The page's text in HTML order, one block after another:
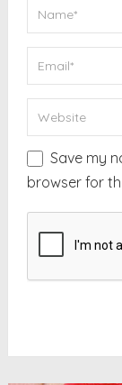
Save my
browser for